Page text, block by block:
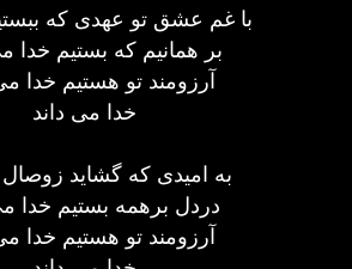
با غم عشق تو عهدی که
بر همانیم که بستیم خدا
آرزومند تو هستیم خدا
خدا می داند
به امیدی که گشاید
دردل برهمه بستیم خدا
آرزومند تو هستیم خدا